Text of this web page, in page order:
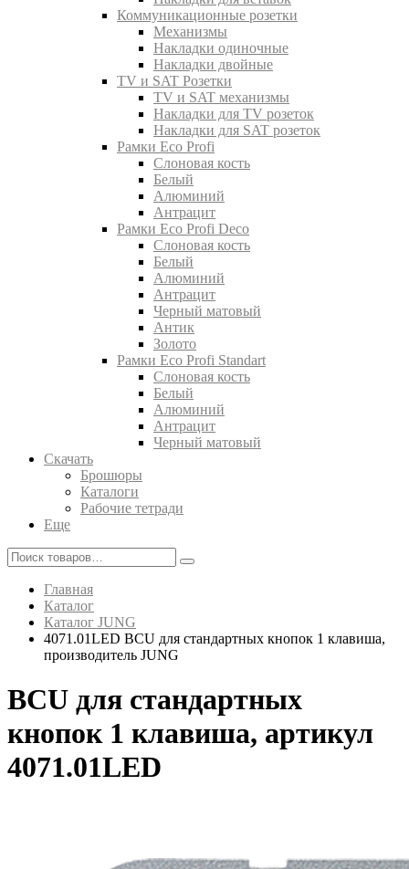
Коммуникационные розетки
Механизмы
Накладки одиночные
Накладки двойные
TV и SAT Розетки
TV и SAT механизмы
Накладки для TV розеток
Накладки для SAT розеток
Рамки Eco Profi
Слоновая кость
Белый
Алюминий
Антрацит
Рамки Eco Profi Deco
Слоновая кость
Белый
Алюминий
Антрацит
Черный матовый
Антик
Золото
Рамки Eco Profi Standart
Слоновая кость
Белый
Алюминий
Антрацит
Черный матовый
Скачать
Брошюры
Каталоги
Рабочие тетради
Еще
Главная
Каталог
Каталог JUNG
4071.01LED BCU для стандартных кнопок 1 клавиша,
производитель JUNG
BCU для стандартных
кнопок 1 клавиша, артикул
4071.01LED